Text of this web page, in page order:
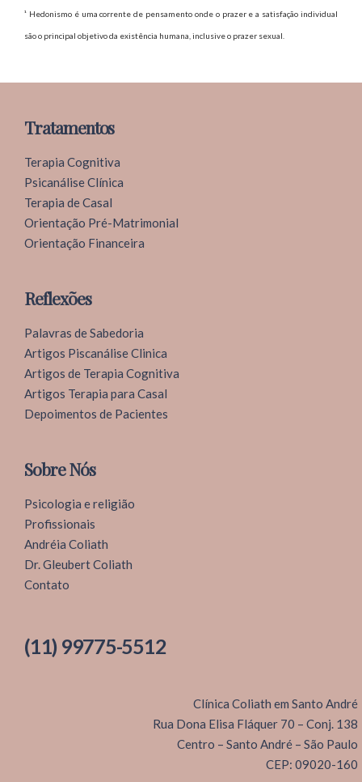
¹ Hedonismo é uma corrente de pensamento onde o prazer e a satisfação individual
são o principal objetivo da existência humana, inclusive o prazer sexual.
Tratamentos
Terapia Cognitiva
Psicanálise Clínica
Terapia de Casal
Orientação Pré-Matrimonial
Orientação Financeira
Reflexões
Palavras de Sabedoria
Artigos Piscanálise Clinica
Artigos de Terapia Cognitiva
Artigos Terapia para Casal
Depoimentos de Pacientes
Sobre Nós
Psicologia e religião
Profissionais
Andréia Coliath
Dr. Gleubert Coliath
Contato
(11) 99775-5512
Clínica Coliath em Santo André
Rua Dona Elisa Fláquer 70 – Conj. 138
Centro – Santo André – São Paulo
CEP: 09020-160
Clínica Coliath